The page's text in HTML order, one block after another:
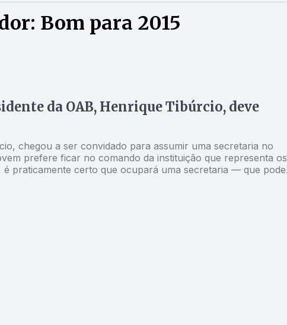
Bom para 2015
da OAB, Henrique Tibúrcio, deve
chegou a ser convidado para assumir uma secretaria no
prefere ficar no comando da instituição que representa os
praticamente certo que ocupará uma secretaria — que pode